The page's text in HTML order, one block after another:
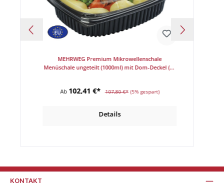
MEHRWEG Premium Mikrowellenschale
Menüschale ungeteilt (1000ml) mit Dom-Deckel (VE
Ab102,41 €* 107,80 €* (5% gespart)
Details
KONTAKT